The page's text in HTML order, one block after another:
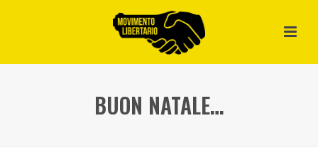
BUON NATALE…